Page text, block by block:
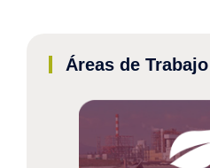
Áreas de Trabajo